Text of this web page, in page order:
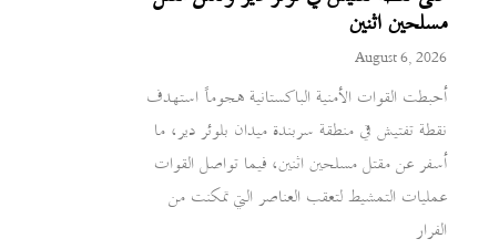
مسلحين اثنين
August 6, 2026
أحبطت القوات الأمنية الباكستانية هجوماً استهدف
نقطة تفتيش في منطقة سربندة ميدان بلوئر دير، ما
أسفر عن مقتل مسلحين اثنين، فيما تواصل القوات
عمليات التمشيط لتعقب العناصر التي تمكنت من
الفرار